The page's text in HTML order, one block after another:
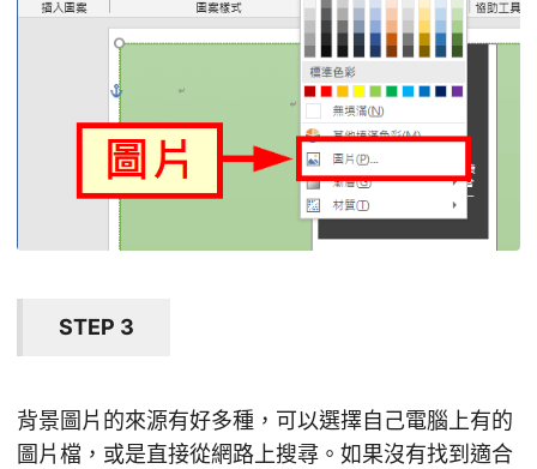
STEP 3
背景圖片的來源有好多種，可以選擇自己電腦上有的
圖片檔，或是直接從網路上搜尋。如果沒有找到適合